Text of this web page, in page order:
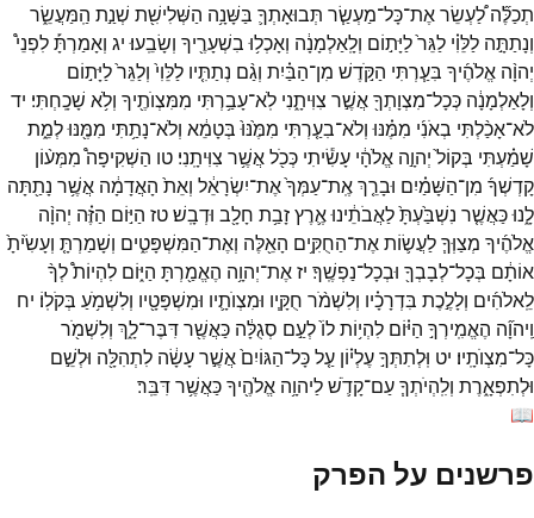
תְכַלֶּ֞ה לַ֠עְשֵׂראֶת־כָּל־מַעְשַׂ֧ר תְּבוּאָתְךָ֛ בַּשָּׁנָ֥ה הַשְּׁלִישִׁ֖ת שְׁנַ֣ת הַֽמַּעֲשֵׂ֑ר
וְנָתַתָּ֣ה לַלֵּוִ֗י לַגֵּר֙לַיָּת֣וֹם וְלָֽאַלְמָנָ֔ה וְאָכְל֥וּ בִשְׁעָרֶ֖יךָ וְשָׂבֵֽעוּ׃ יג וְאָמַרְתָּ֡לִפְנֵי֩
יְהוָ֨ה אֱלֹהֶ֜יךָ בִּעַ֧רְתִּי הַקֹּ֣דֶשׁ מִן־הַבַּ֗יִת וְגַ֨ם נְתַתִּ֤יו לַלֵּוִי֙ וְלַגֵּר֙לַיָּת֣וֹם
וְלָאַלְמָנָ֔ה כְּכָל־מִצְוָתְךָ֖אֲשֶׁ֣ר צִוִּיתָ֑נִי לֹֽא־עָבַ֥רְתִּי מִמִּצְוֺתֶ֖יךָ וְלֹ֥א שָׁכָֽחְתִּי׃ יד
לֹא־אָכַ֨לְתִּי בְאֹנִ֜י מִמֶּ֗נּוּ וְלֹא־בִעַ֤רְתִּי מִמֶּ֙נּוּ֙ בְּטָמֵ֔א וְלֹא־נָתַ֥תִּי מִמֶּ֖נּוּלְמֵ֑ת
שָׁמַ֗עְתִּי בְּקוֹל֙ יְהוָ֣ה אֱלֹהָ֔י עָשִׂ֕יתִי כְּכֹ֖לאֲשֶׁ֥ר צִוִּיתָֽנִי׃ טו הַשְׁקִיפָה֩ מִמְּע֨וֹן
קָדְשְׁךָ֜ מִן־הַשָּׁמַ֗יִם וּבָרֵ֤ךְאֶֽת־עַמְּךָ֙אֶת־יִשְׂרָאֵ֔ל וְאֵת֙ הָאֲדָמָ֔ה אֲשֶׁ֥ר נָתַ֖תָּה
לָ֑נוּכַּאֲשֶׁ֤ר נִשְׁבַּ֙עְתָּ֙לַאֲבֹתֵ֔ינוּאֶ֛רֶץזָבַ֥ת חָלָ֖ב וּדְבָֽשׁ׃טז הַיּ֣וֹם הַזֶּ֗ה יְהוָ֨ה
אֱלֹהֶ֜יךָ מְצַוְּךָ֧לַעֲשׂ֛וֹתאֶת־הַחֻקִּ֥ים הָאֵ֖לֶּה וְאֶת־הַמִּשְׁפָּטִ֑ים וְשָׁמַרְתָּ֤ וְעָשִׂ֙יתָ֙
אוֹתָ֔ם בְּכָל־לְבָבְךָ֖ וּבְכָל־נַפְשֶֽׁךָ׃ יזאֶת־יְהוָ֥ה הֶאֱמַ֖רְתָּ הַיּ֑וֹם לִהְיוֹת֩לְךָ֨
לֵֽאלֹהִ֜ים וְלָלֶ֣כֶת בִּדְרָכָ֗יו וְלִשְׁמֹ֨ר חֻקָּ֧יו וּמִצְוֺתָ֛יו וּמִשְׁפָּטָ֖יו וְלִשְׁמֹ֥עַ בְּקֹלֽוֹ׃ יח
וַֽיהוָ֞ה הֶאֱמִֽירְךָ֣ הַיּ֗וֹם לִהְי֥וֹתלוֹ֙לְעַ֣ם סְגֻלָּ֔ה כַּאֲשֶׁ֖רדִּבֶּר־לָ֑ךְ וְלִשְׁמֹ֖ר
כָּל־מִצְוֺתָֽיו׃ יט וּֽלְתִתְּךָ֣עֶלְי֗וֹן עַ֤לכָּל־הַגּוֹיִם֙אֲשֶׁ֣רעָשָׂ֔ה לִתְהִלָּ֖ה וּלְשֵׁ֣ם
וּלְתִפְאָ֑רֶת וְלִֽהְיֹתְךָ֧עַם־קָדֹ֛שׁלַיהוָ֥ה אֱלֹהֶ֖יךָכַּאֲשֶׁ֥רדִּבֵּֽר׃
📖
פרשנים על הפרק